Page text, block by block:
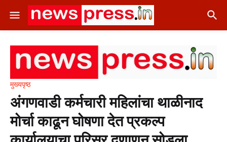
मुख्यपृष्ठ
अंगणवाडी कर्मचारी महिलांचा थाळीनाद
मोर्चा काढून घोषणा देत प्रकल्प